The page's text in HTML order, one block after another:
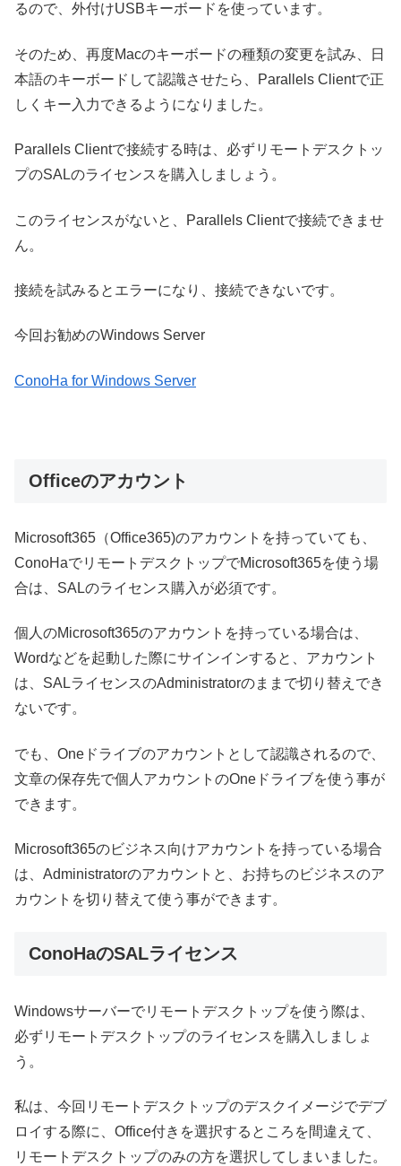
るので、外付けUSBキーボードを使っています。
そのため、再度Macのキーボードの種類の変更を試み、日
本語のキーボードして認識させたら、Parallels Clientで正
しくキー入力できるようになりました。
Parallels Clientで接続する時は、必ずリモートデスクトッ
プのSALのライセンスを購入しましょう。
このライセンスがないと、Parallels Clientで接続できませ
ん。
接続を試みるとエラーになり、接続できないです。
今回お勧めのWindows Server
ConoHa for Windows Server
Officeのアカウント
Microsoft365（Office365)のアカウントを持っていても、
ConoHaでリモートデスクトップでMicrosoft365を使う場
合は、SALのライセンス購入が必須です。
個人のMicrosoft365のアカウントを持っている場合は、
Wordなどを起動した際にサインインすると、アカウント
は、SALライセンスのAdministratorのままで切り替えでき
ないです。
でも、Oneドライブのアカウントとして認識されるので、
文章の保存先で個人アカウントのOneドライブを使う事が
できます。
Microsoft365のビジネス向けアカウントを持っている場合
は、Administratorのアカウントと、お持ちのビジネスのア
カウントを切り替えて使う事ができます。
ConoHaのSALライセンス
Windowsサーバーでリモートデスクトップを使う際は、
必ずリモートデスクトップのライセンスを購入しましょ
う。
私は、今回リモートデスクトップのデスクイメージでデブ
ロイする際に、Office付きを選択するところを間違えて、
リモートデスクトップのみの方を選択してしまいました。